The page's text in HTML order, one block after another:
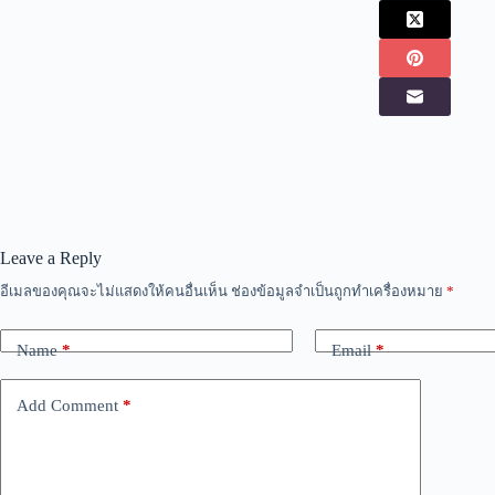
Leave a Reply
อีเมลของคุณจะไม่แสดงให้คนอื่นเห็น ช่องข้อมูลจำเป็นถูกทำเครื่องหมาย *
Name* Email*
Add Comment *